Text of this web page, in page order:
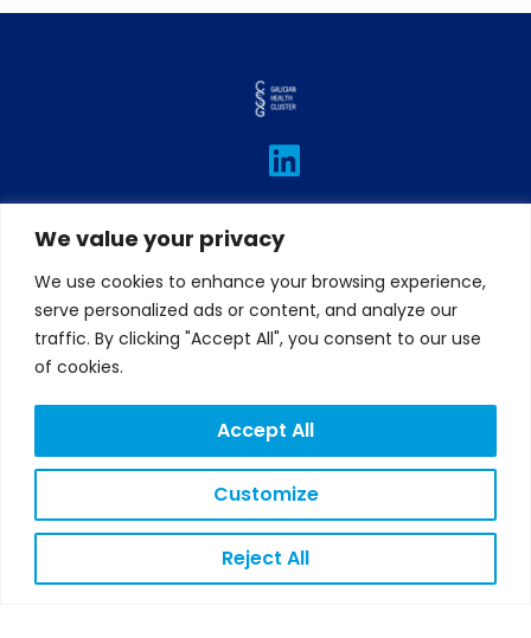
We value your privacy
We use cookies to enhance your browsing experience,
serve personalized ads or content, and analyze our
traffic. By clicking "Accept All", you consent to our use
of cookies.
Customize
Reject All
Accept All
L
i
n
k
e
d
i
I
n
s
t
a
g
r
m
T
w
i
t
t
e
r
F
a
c
e
b
o
o
Y
o
u
t
u
b
e
LEGAL
NOTICE
PRIVACY
POLICY